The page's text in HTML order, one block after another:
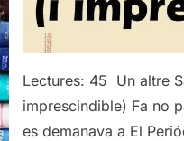
Lectures: 45 Un altre
imprescindible) Fa no
es demanava a El